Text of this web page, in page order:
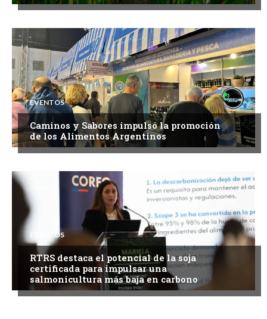
EVENTOS
Caminos y Sabores impulsó la promoción
de los Alimentos Argentinos
EVENTOS
RTRS destaca el potencial de la soja
certificada para impulsar una
salmonicultura más baja en carbono